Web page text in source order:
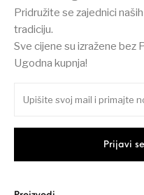
Pridružite se zajednici
tradiciju.
Sve cijene su izražene bez
Ugodna kupnja!